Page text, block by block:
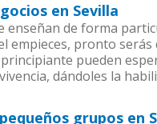
en Sevilla
enseñan de forma
pronto
pueden
dándoles la
grupos en